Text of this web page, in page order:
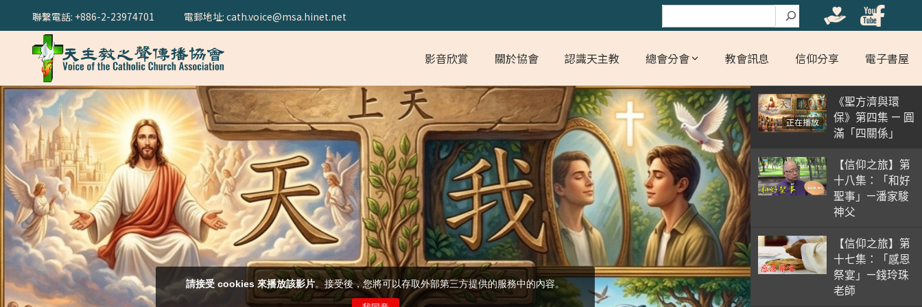
聯繫電話: +886-2-23974701 搜尋
電郵地址: cath.voice@msa.hinet.net
影音欣賞 關於協會 認識天主教 總會分會 教會訊息 信仰分享 電子書屋
正在播放
《聖方濟與環
保》第四集 — 圓
滿「四關係」
【信仰之旅】第
十八集：「和好
聖事」—潘家駿
神父
【信仰之旅】第
十七集：「感恩
祭宴」—錢玲珠
老師